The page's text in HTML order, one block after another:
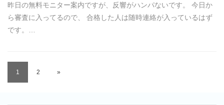
昨日の無料モニター案内ですが、反響がハンパないです。 今日か
ら審査に入ってるので、 合格した人は随時連絡が入っているはず
です。…
1 2 »